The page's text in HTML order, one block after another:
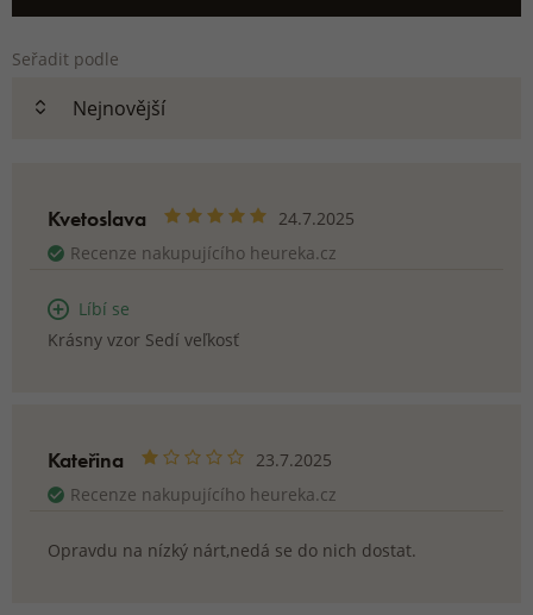
Seřadit podle
Kvetoslava
24.7.2025
Recenze nakupujícího heureka.cz
Líbí se
Krásny vzor Sedí veľkosť
Kateřina
23.7.2025
Recenze nakupujícího heureka.cz
Opravdu na nízký nárt,nedá se do nich dostat.